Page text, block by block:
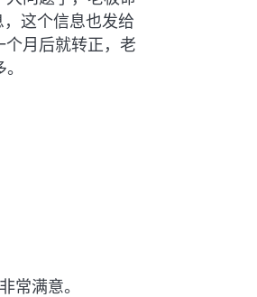
这个信息也发给
月后就转正，老
常满意。